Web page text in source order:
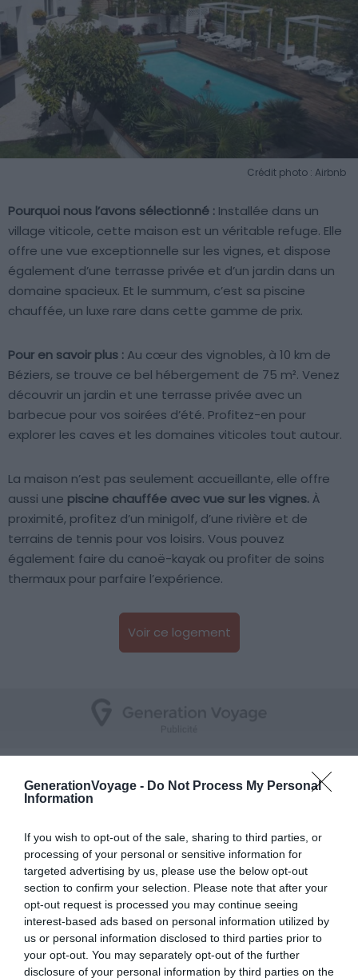
GenerationVoyage - Do Not Process My Personal
Information
If you wish to opt-out of the sale, sharing to third parties, or
processing of your personal or sensitive information for
targeted advertising by us, please use the below opt-out
section to confirm your selection. Please note that after your
opt-out request is processed you may continue seeing
interest-based ads based on personal information utilized by
us or personal information disclosed to third parties prior to
your opt-out. You may separately opt-out of the further
disclosure of your personal information by third parties on the
Crédit photo : Airbnb
Pourquoi nous l’avons sélectionné : Installée dans un
village viticole, cette maison est un véritable refuge. Elle
offre une vue exceptionnelle sur les vignes, et dispose
également d’une terrasse privée et d’un jardin dans un
domaine spacieux. Et le summum, c’est sa piscine
chauffée, un luxe rare dans cette gamme de prix.
Pour en savoir plus : Au cœur des vignobles, à 10 km de
Béziers, se trouve ce bel hébergement de 75 m². Venez
découvrir un jardin et une terrasse privée avec un
barbecue pour vos soirées d’été. Profitez-en pour
explorer les caves et les domaines viticoles tout autour.
La maison n’est pas seulement accueillante, elle offre
aussi une piscine chauffée avec vue sur les vignes.À
proximité, profitez d’un minigolf, d’une rivière et de
terrains de tennis pour vos loisirs. Vous pouvez
également faire du canoë-kayak ou profiter de soins
thermaux pour parfaire l’expérience.
Voir ce logement
familial
Hébergement viticole paisible à proximité
de Béziers